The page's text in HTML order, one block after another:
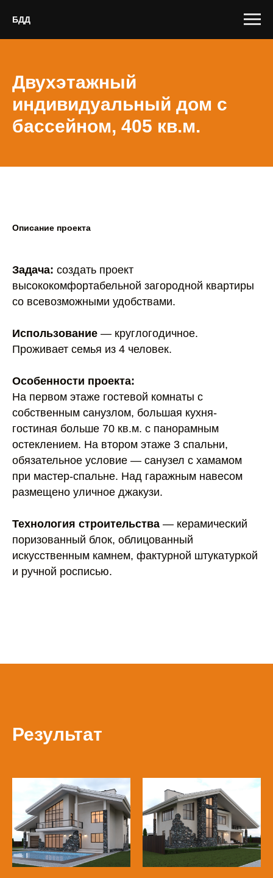
БДД
Двухэтажный
индивидуальный дом с
бассейном, 405 кв.м.
Описание проекта
Задача: создать проект
высококомфортабельной загородной квартиры
со всевозможными удобствами.
Использование — круглогодичное.
Проживает семья из 4 человек.
Особенности проекта:
На первом этаже гостевой комнаты с
собственным санузлом, большая кухня-
гостиная больше 70 кв.м. с панорамным
остеклением. На втором этаже 3 спальни,
обязательное условие — санузел с хамамом
при мастер-спальне. Над гаражным навесом
размещено уличное джакузи.
Технология строительства — керамический
поризованный блок, облицованный
искусственным камнем, фактурной штукатуркой
и ручной росписью.
Результат